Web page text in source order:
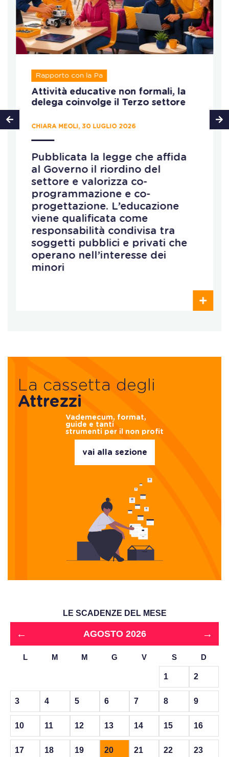
Rapporto con la Pa
Attività educative non formali, la
delega coinvolge il Terzo settore
CHIARA MEOLI, 30 LUGLIO 2026
Pubblicata la legge che affida
al Governo il riordino del
settore e valorizza co-
programmazione e co-
progettazione. L’educazione
viene qualificata come
responsabilità condivisa tra
soggetti pubblici e privati che
operano nell’interesse dei
minori
La cassetta degli
Attrezzi
Vademecum, format,
guide e tanti
strumenti per il non profit
vai alla sezione
LE SCADENZE DEL MESE
← AGOSTO 2026 →
L M M G V S D
1 2
3 4 5 6 7 8 9
10 11 12 13 14 15 16
17 18 19 20 21 22 23